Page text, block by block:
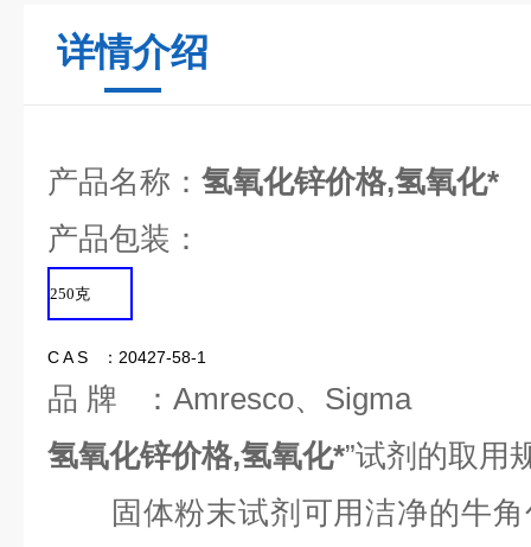
详情介绍
产品名称： 氢氧化锌价格,氢氧化*
产品包装：
250克
C A S ：20427-58-1
品 牌 ：Amresco、Sigma
氢氧化锌价格,氢氧化*”试剂的取用
固体粉末试剂可用洁净的牛角